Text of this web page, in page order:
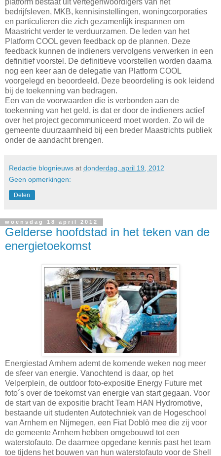
bedrijfsleven, MKB, kennisinstellingen, woningcorporaties
en particulieren die zich gezamenlijk inspannen om
Maastricht verder te verduurzamen. De leden van het
Platform COOL geven feedback op de plannen. Deze
feedback kunnen de indieners vervolgens verwerken in een
definitief voorstel. De definitieve voorstellen worden daarna
nog een keer aan de delegatie van Platform COOL
voorgelegd en beoordeeld. Deze beoordeling is ook leidend
bij de toekenning van bedragen.
Een van de voorwaarden die is verbonden aan de
toekenning van het geld, is dat er door de indieners actief
over het project gecommuniceerd moet worden. Zo wil de
gemeente duurzaamheid bij een breder Maastrichts publiek
onder de aandacht brengen.
Redactie blognieuws at donderdag, april 19, 2012
Geen opmerkingen:
Delen
woensdag 18 april 2012
Gelderse hoofdstad in het teken van de
energietoekomst
Energiestad Arnhem ademt de komende weken nog meer
de sfeer van energie. Vanochtend is daar, op het
Velperplein, de outdoor foto-expositie Energy Future met
foto´s over de toekomst van energie van start gegaan. Voor
de start van de expositie bracht Team HAN Hydromotive,
bestaande uit studenten Autotechniek van de Hogeschool
van Arnhem en Nijmegen, een Fiat Doblò mee die zij voor
de gemeente Arnhem hebben omgebouwd tot een
waterstofauto. De daarmee opgedane kennis past het team
toe tijdens het bouwen van hun waterstofauto voor de Shell